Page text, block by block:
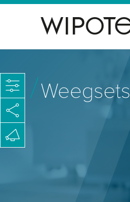
Weegsets